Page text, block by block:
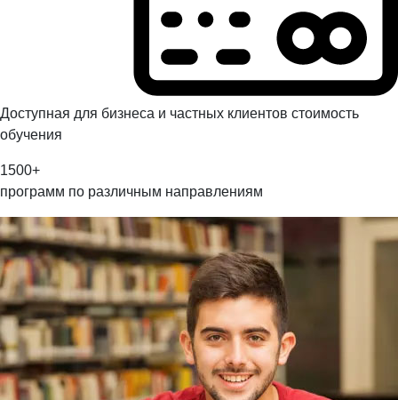
Доступная для бизнеса и частных клиентов стоимость
обучения
1500+
программ по различным направлениям